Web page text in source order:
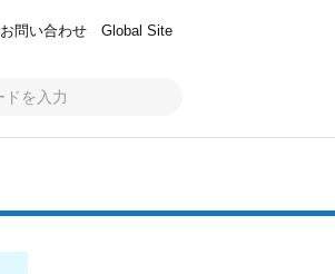
お問い合わせ Global Site